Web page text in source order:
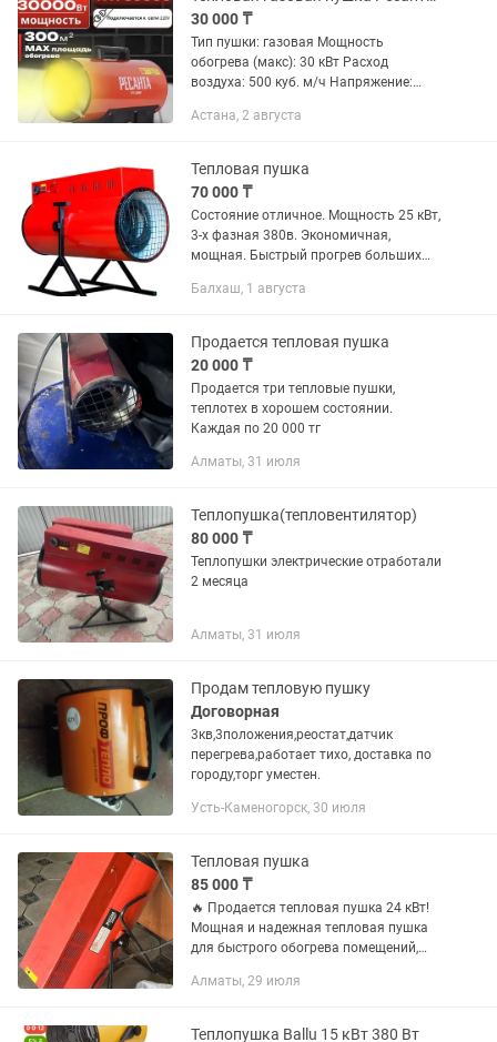
30 000 ₸
Тип пушки: газовая Мощность
обогрева (макс): 30 кВт Расход
воздуха: 500 куб. м/ч Напряжение:
BT Топливо: газ Особенности:
Астана, 2 августа
Тепловая пушка
70 000 ₸
Состояние отличное. Мощность 25 кВт,
3-х фазная 380в. Экономичная,
мощная. Быстрый прогрев больших
регулировки скорости вращения
Балхаш, 1 августа
Продается тепловая пушка
20 000 ₸
Продается три тепловые пушки,
теплотех в хорошем состоянии.
Каждая по 20 000 тг
Алматы, 31 июля
Теплопушка(тепловентилятор)
80 000 ₸
Теплопушки электрические отработали
2 месяца
Алматы, 31 июля
Продам тепловую пушку
Договорная
3кв,3положения,реостат,датчик
перегрева,работает тихо, доставка по
городу,торг уместен.
Усть-Каменогорск, 30 июля
Тепловая пушка
85 000 ₸
🔥 Продается тепловая пушка 24 кВт!
Мощная и надежная тепловая пушка
для быстрого обогрева помещений,
строительных объектов. ✔️ Мощность
Алматы, 29 июля
Теплопушка Ballu 15 кВт 380 Вт